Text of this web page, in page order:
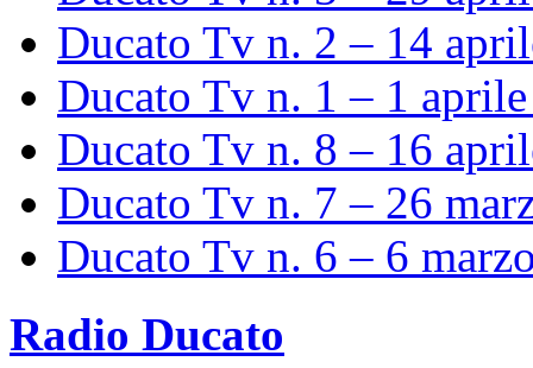
Ducato Tv n. 2 – 14
Ducato Tv n. 1 – 1
Ducato Tv n. 8 – 16
Ducato Tv n. 7 – 26
Ducato Tv n. 6 – 6
Radio Ducato